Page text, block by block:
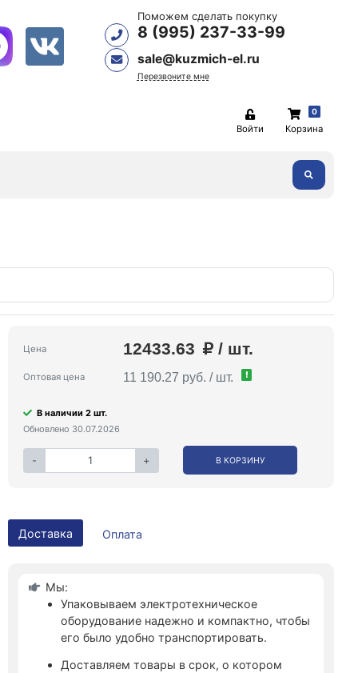
Поможем сделать покупку
8 (995) 237-33-99
sale@kuzmich-el.ru
Перезвоните мне
Войти
0
Корзина
Цена 12433.63 / шт.
Оптовая цена 11 190.27 руб. / шт. !
В наличии 2 шт.
Обновлено 30.07.2026
- + В КОРЗИНУ
Доставка Оплата
Мы:
Упаковываем электротехническое
оборудование надежно и компактно, чтобы
его было удобно транспортировать.
Доставляем товары в срок, о котором